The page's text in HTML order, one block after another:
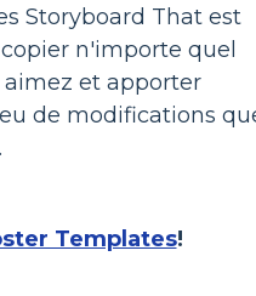
Storyboard That est
n'importe quel
et apporter
de modifications
Templates!